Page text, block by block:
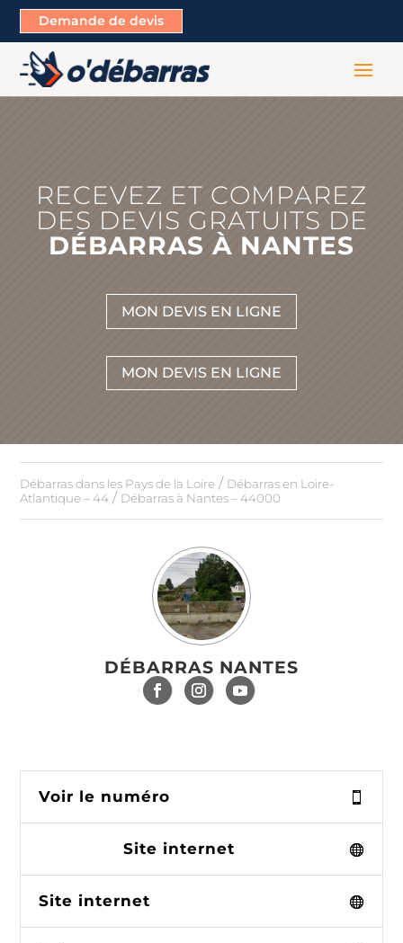
Demande de devis
RECEVEZ ET COMPAREZ
DES DEVIS GRATUITS DE
DÉBARRAS À NANTES
MON DEVIS EN LIGNE
MON DEVIS EN LIGNE
Débarras dans les Pays de la Loire / Débarras en Loire-
Atlantique – 44 / Débarras à Nantes – 44000
DÉBARRAS NANTES
Voir le numéro
Site internet
Site internet